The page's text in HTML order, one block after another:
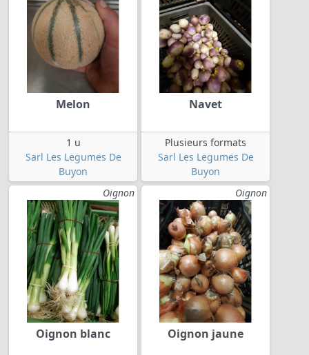
Melon
1 u
Sarl Les Legumes De
Buyon
Navet
Plusieurs formats
Sarl Les Legumes De
Buyon
Oignon
Oignon blanc
Oignon
Oignon jaune